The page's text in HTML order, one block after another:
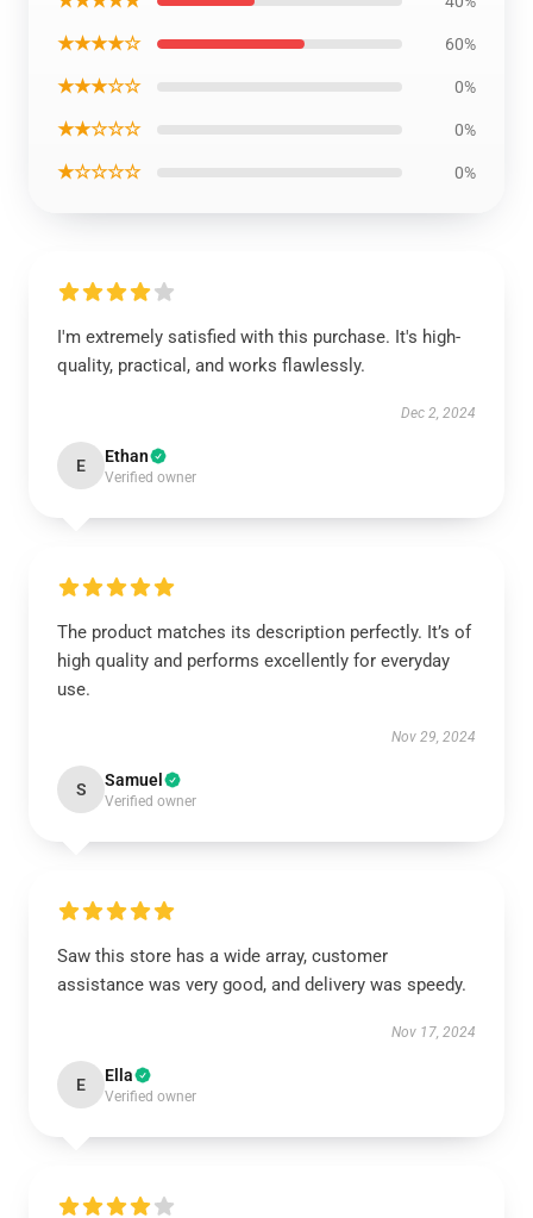
★★★★☆ 60%
★★★☆☆ 0%
★★☆☆☆ 0%
★☆☆☆☆ 0%
I'm extremely satisfied with this purchase. It's high-
quality, practical, and works flawlessly.
Dec 2, 2024
E Ethan
Verified owner
The product matches its description perfectly. It’s of
high quality and performs excellently for everyday
use.
Nov 29, 2024
S Samuel
Verified owner
Saw this store has a wide array, customer
assistance was very good, and delivery was speedy.
Nov 17, 2024
E Ella
Verified owner